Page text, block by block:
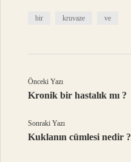
bir kruvaze ve
Önceki Yazı
Kronik bir hastalık mı ?
Sonraki Yazı
Kuklanın cümlesi nedir ?